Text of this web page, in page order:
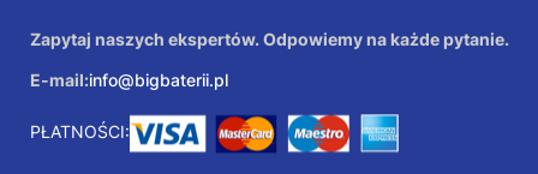
Zapytaj naszych ekspertów. Odpowiemy na każde pytanie.
E-mail:info@bigbaterii.pl
PŁATNOŚCI: